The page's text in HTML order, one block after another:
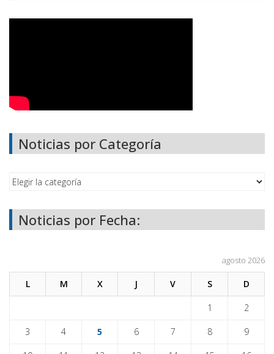
Noticias por Categoría
Noticias por Fecha:
agosto 2026
L M X J V S D
1 2
3 4 5 6 7 8 9